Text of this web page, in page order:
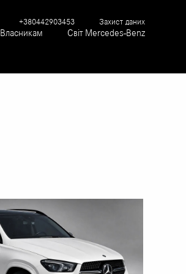
Захист даних
+380442903453
Власникам Світ Mercedes-Benz